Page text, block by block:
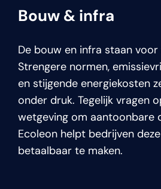
Bouw & infra
De bouw en infra staan
Strengere normen,
en stijgende energiekosten
onder druk. Tegelijk vragen
wetgeving om aantoonbare
Ecoleon helpt bedrijven
betaalbaar te maken.